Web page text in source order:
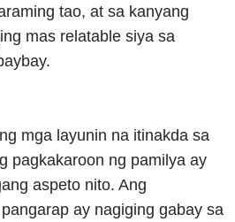
tao, at sa kanyang
mas relatable siya sa
mga layunin na itinakda sa
pagkakaroon ng pamilya ay
aspeto nito. Ang
ay nagiging gabay sa